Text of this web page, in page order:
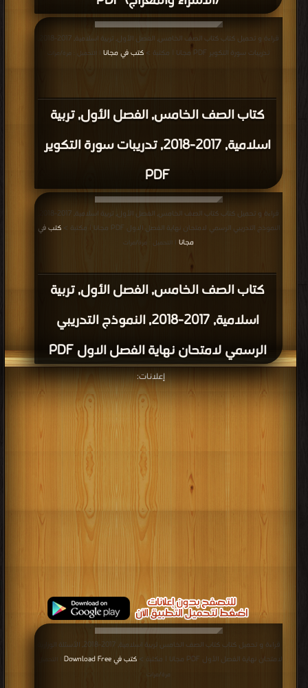
كتاب الصف الخامس, الفصل الأول, تربية
اسلامية, 2017-2018, تدريبات سورة التكوير
PDF
تدريبات سورة التكوير PDF مجانا | مكتبة >
كتب في مجانا | التحميل : مرة/مرات
كتاب الصف الخامس, الفصل الأول, تربية
اسلامية, 2017-2018, النموذج التدريبي
الرسمي لامتحان نهاية الفصل الاول PDF
النموذج التدريبي الرسمي لامتحان نهاية الفصل الاول PDF مجانا | مكتبة >
كتب في
مجانا | التحميل : مرة/مرات
إعلانات:
قراءة و تحميل كتاب كتاب الصف الخامس تربية اسلامية, 2017-2018, الأسئلة الوزارية
لامتحان نهاية الفصل الأول PDF مجانا | مكتبة >
كتب في Download Free
مرة/مرات